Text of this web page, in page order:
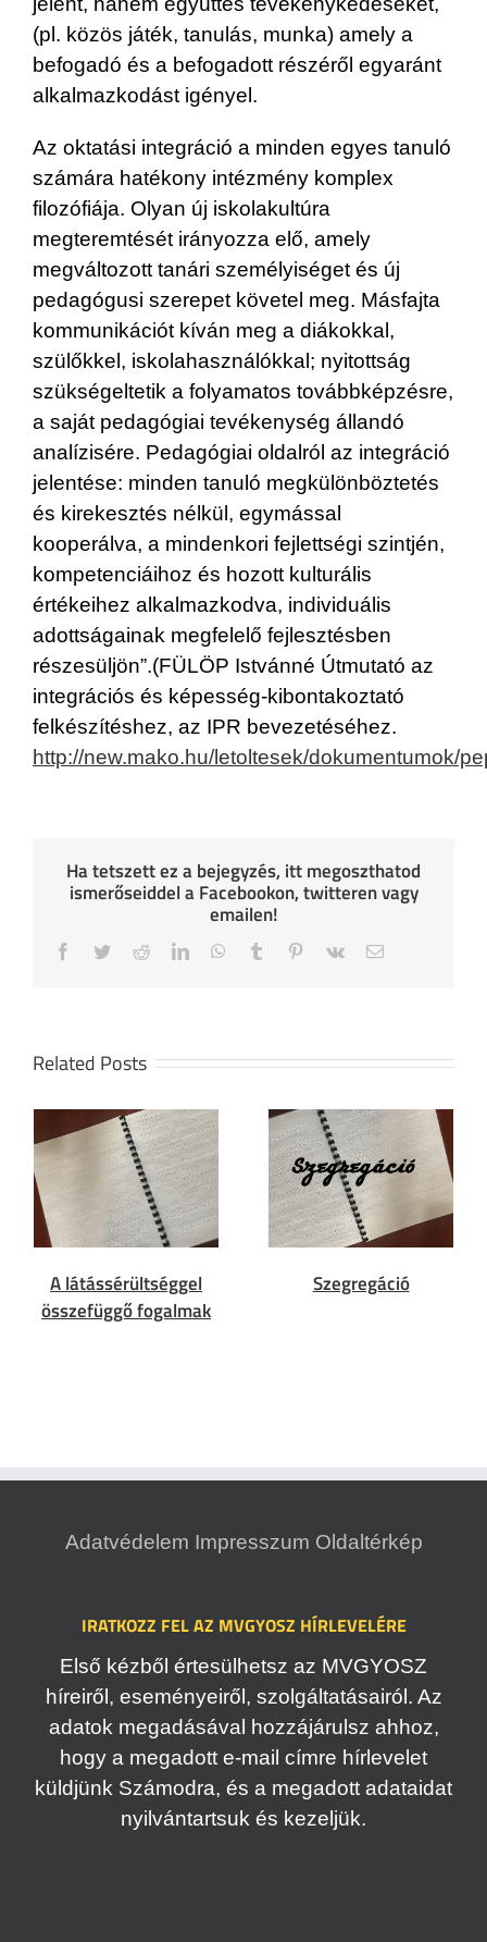
(pl. közös játék, tanulás, munka) amely a
befogadó és a befogadott részéről egyaránt
alkalmazkodást igényel.
Az oktatási integráció a minden egyes tanuló
számára hatékony intézmény komplex
filozófiája. Olyan új iskolakultúra
megteremtését irányozza elő, amely
megváltozott tanári személyiséget és új
pedagógusi szerepet követel meg. Másfajta
kommunikációt kíván meg a diákokkal,
szülőkkel, iskolahasználókkal; nyitottság
szükségeltetik a folyamatos továbbképzésre,
a saját pedagógiai tevékenység állandó
analízisére. Pedagógiai oldalról az integráció
jelentése: minden tanuló megkülönböztetés
és kirekesztés nélkül, egymással
kooperálva, a mindenkori fejlettségi szintjén,
kompetenciáihoz és hozott kulturális
értékeihez alkalmazkodva, individuális
adottságainak megfelelő fejlesztésben
részesüljön”.(FÜLÖP Istvánné Útmutató az
integrációs és képesség-kibontakoztató
felkészítéshez, az IPR bevezetéséhez.
http://new.mako.hu/letoltesek/dokumentumok/
Ha tetszett ez a bejegyzés, itt megoszthatod
ismerőseiddel a Facebookon, twitteren vagy
emailen!
Facebook
TwitterRedditLinkedInWhatsApp
Tumblr Pinterest
Vk Email
Related Posts
A látássérültséggel
összefüggő fogalmak
Szegregáció
Adatvédelem Impresszum Oldaltérkép
IRATKOZZ FEL AZ MVGYOSZ HÍRLEVELÉRE
Első kézből értesülhetsz az MVGYOSZ
híreiről, eseményeiről, szolgáltatásairól. Az
adatok megadásával hozzájárulsz ahhoz,
hogy a megadott e-mail címre hírlevelet
küldjünk Számodra, és a megadott adataidat
nyilvántartsuk és kezeljük.